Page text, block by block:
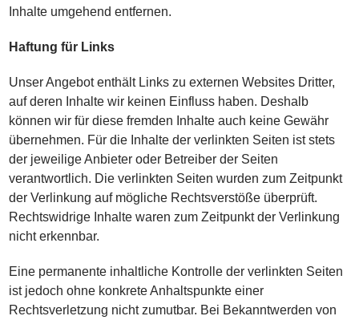
Inhalte umgehend entfernen.
Haftung für Links
Unser Angebot enthält Links zu externen Websites Dritter,
auf deren Inhalte wir keinen Einfluss haben. Deshalb
können wir für diese fremden Inhalte auch keine Gewähr
übernehmen. Für die Inhalte der verlinkten Seiten ist stets
der jeweilige Anbieter oder Betreiber der Seiten
verantwortlich. Die verlinkten Seiten wurden zum Zeitpunkt
der Verlinkung auf mögliche Rechtsverstöße überprüft.
Rechtswidrige Inhalte waren zum Zeitpunkt der Verlinkung
nicht erkennbar.
Eine permanente inhaltliche Kontrolle der verlinkten Seiten
ist jedoch ohne konkrete Anhaltspunkte einer
Rechtsverletzung nicht zumutbar. Bei Bekanntwerden von